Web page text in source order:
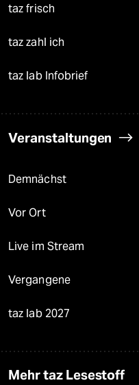
taz frisch
taz zahl ich
taz lab Infobrief
Veranstaltungen
Demnächst
Vor Ort
Live im Stream
Vergangene
taz lab 2027
Mehr taz Lesestoff